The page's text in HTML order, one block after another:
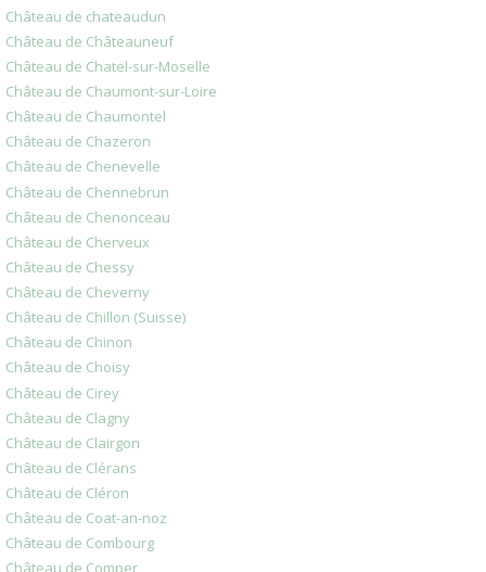
Château de chateaudun
Château de Châteauneuf
Château de Chatel-sur-Moselle
Château de Chaumont-sur-Loire
Château de Chaumontel
Château de Chazeron
Château de Chenevelle
Château de Chennebrun
Château de Chenonceau
Château de Cherveux
Château de Chessy
Château de Cheverny
Château de Chillon (Suisse)
Château de Chinon
Château de Choisy
Château de Cirey
Château de Clagny
Château de Clairgon
Château de Clérans
Château de Cléron
Château de Coat-an-noz
Château de Combourg
Château de Comper